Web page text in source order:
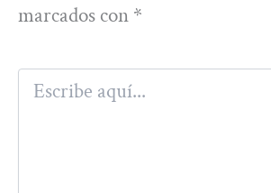
marcados con *
Escribe
aquí...